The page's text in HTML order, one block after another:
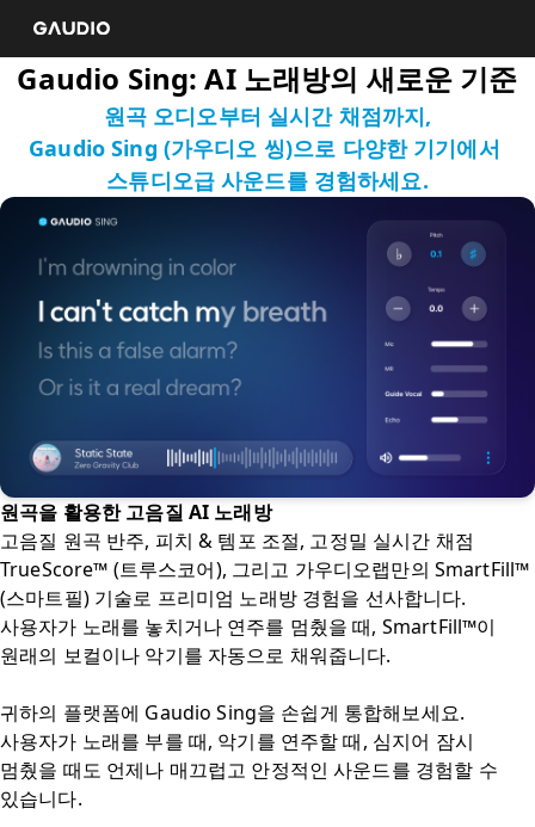
Gaudio Sing: AI 노래방의 새로운 기준
원곡 오디오부터 실시간 채점까지,
Gaudio Sing (가우디오 씽)으로 다양한 기기에서
스튜디오급 사운드를 경험하세요.
원곡을 활용한 고음질 AI 노래방
고음질 원곡 반주, 피치 & 템포 조절, 고정밀 실시간 채점
TrueScore™ (트루스코어), 그리고 가우디오랩만의 SmartFill™
(스마트필) 기술로 프리미엄 노래방 경험을 선사합니다.
사용자가 노래를 놓치거나 연주를 멈췄을 때, SmartFill™이
원래의 보컬이나 악기를 자동으로 채워줍니다.
귀하의 플랫폼에 Gaudio Sing을 손쉽게 통합해보세요.
사용자가 노래를 부를 때, 악기를 연주할 때, 심지어 잠시
멈췄을 때도 언제나 매끄럽고 안정적인 사운드를 경험할 수
있습니다.